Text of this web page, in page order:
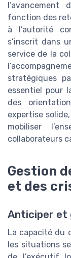
fonction des
à l’autorité
s’inscrit dans
service de la
stratégiques
essentiel pour
des
expertise
mobiliser
collaborateurs
Gestion
et des
Anticiper et
La capacité du
les situations